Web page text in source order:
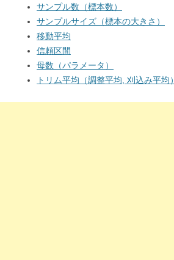
サンプル数（標本数）
サンプルサイズ（標本の大きさ）
移動平均
信頼区間
母数（パラメータ）
トリム平均（調整平均, 刈込み平均）